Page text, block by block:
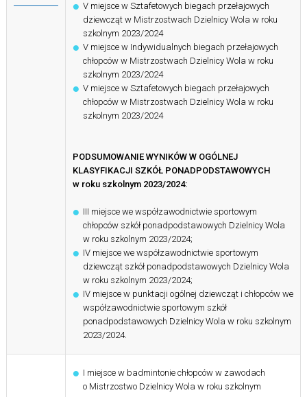
V miejsce w Sztafetowych biegach przełajowych
dziewcząt w Mistrzostwach Dzielnicy Wola w roku
szkolnym 2023/2024
V miejsce w Indywidualnych biegach przełajowych
chłopców w Mistrzostwach Dzielnicy Wola w roku
szkolnym 2023/2024
V miejsce w Sztafetowych biegach przełajowych
chłopców w Mistrzostwach Dzielnicy Wola w roku
szkolnym 2023/2024
PODSUMOWANIE WYNIKÓW W OGÓLNEJ
KLASYFIKACJI SZKÓŁ PONADPODSTAWOWYCH
w roku szkolnym 2023/2024:
III miejsce we współzawodnictwie sportowym
chłopców szkół ponadpodstawowych Dzielnicy Wola
w roku szkolnym 2023/2024;
IV miejsce we współzawodnictwie sportowym
dziewcząt szkół ponadpodstawowych Dzielnicy Wola
w roku szkolnym 2023/2024;
IV miejsce w punktacji ogólnej dziewcząt i chłopców we
współzawodnictwie sportowym szkół
ponadpodstawowych Dzielnicy Wola w roku szkolnym
2023/2024.
I miejsce w badmintonie chłopców w zawodach
o Mistrzostwo Dzielnicy Wola w roku szkolnym